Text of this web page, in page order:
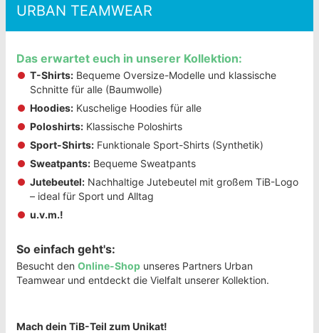
URBAN TEAMWEAR
Das erwartet euch in unserer Kollektion:
T-Shirts: Bequeme Oversize-Modelle und klassische
Schnitte für alle (Baumwolle)
Hoodies: Kuschelige Hoodies für alle
Poloshirts: Klassische Poloshirts
Sport-Shirts: Funktionale Sport-Shirts (Synthetik)
Sweatpants: Bequeme Sweatpants
Jutebeutel: Nachhaltige Jutebeutel mit großem TiB-Logo
– ideal für Sport und Alltag
u.v.m.!
So einfach geht's:
Besucht den Online-Shop unseres Partners Urban
Teamwear und entdeckt die Vielfalt unserer Kollektion.
Mach dein TiB-Teil zum Unikat!